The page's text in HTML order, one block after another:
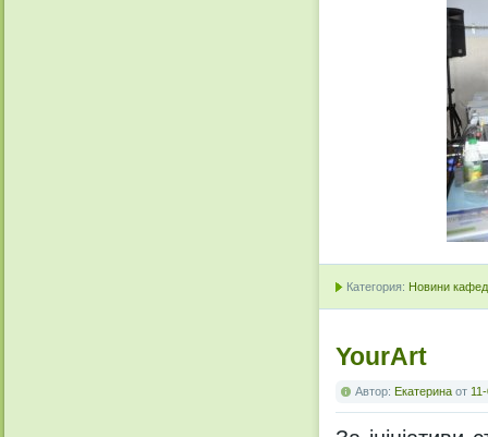
Категория: Новини
YourArt
Автор: Екатерина от